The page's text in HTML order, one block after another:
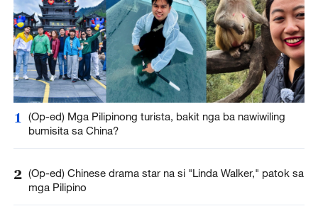
1
(Op-ed) Mga Pilipinong turista, bakit nga ba nawiwiling
bumisita sa China?
2 (Op-ed) Chinese drama star na si "Linda Walker," patok sa
mga Pilipino